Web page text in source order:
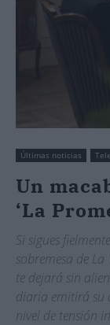
Últimas noticias
Un
‘La
Si sigues
sobremesa de
te dejará sin
diaria emitirá su
nivel de tensión